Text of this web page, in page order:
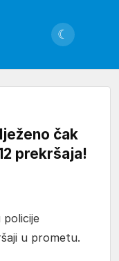
☾
čak
prekršaja!
policije
u prometu.